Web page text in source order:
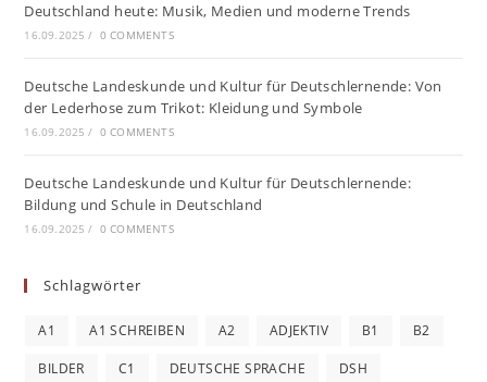
Deutschland heute: Musik, Medien und moderne Trends
16.09.2025 / 0 COMMENTS
Deutsche Landeskunde und Kultur für Deutschlernende: Von
der Lederhose zum Trikot: Kleidung und Symbole
16.09.2025 / 0 COMMENTS
Deutsche Landeskunde und Kultur für Deutschlernende:
Bildung und Schule in Deutschland
16.09.2025 / 0 COMMENTS
Schlagwörter
A1 A1 SCHREIBEN A2 ADJEKTIV B1 B2
BILDER C1 DEUTSCHE SPRACHE DSH